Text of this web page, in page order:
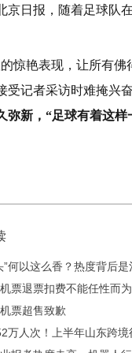
京日报，随着足球队
惊艳表现，让所有
受记者采访时难掩兴
弥新，“足球有着这
”何以这么香？热度背后
票超售致歉
万人次！上半年山东跨